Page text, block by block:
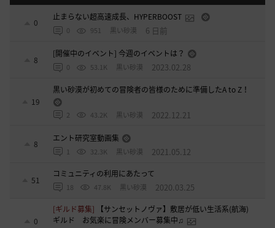
0
止まらない超高速成長、HYPERBOOST
0 951 黒い砂漠 6 日前
8
[開催中のイベント] 今週のイベントは？
0 53.1K 黒い砂漠 2023.02.28
19
黒い砂漠が初めての冒険者の皆様のために準備したA to Z！
2 43.2K 黒い砂漠 2022.12.21
8
エント研究室動画集
1 32.3K 黒い砂漠 2021.05.12
51
コミュニティの利用にあたって
18 47.8K 黒い砂漠 2020.03.25
0
[ギルド募集]
【サンセットノヴァ】敷居が低い生活系(航海)
ギルド お気楽に冒険メンバー募集中♫